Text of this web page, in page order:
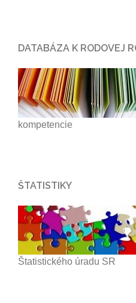
DATABÁZA K RODOVEJ
kompetencie
ŠTATISTIKY
Štatistického úradu SR